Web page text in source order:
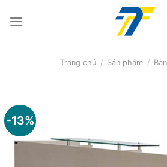
Trang chủ / Sản phẩm /
-13%